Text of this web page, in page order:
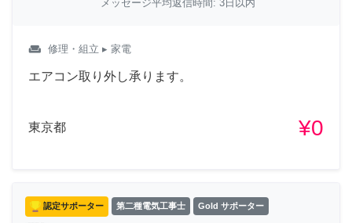
メッセージ平均返信時間: 3日以内
weekend 修理・組立 ▸ 家電
エアコン取り外し承ります。
東京都 ¥0
認定サポーター 第二種電気工事士 Gold サポーター